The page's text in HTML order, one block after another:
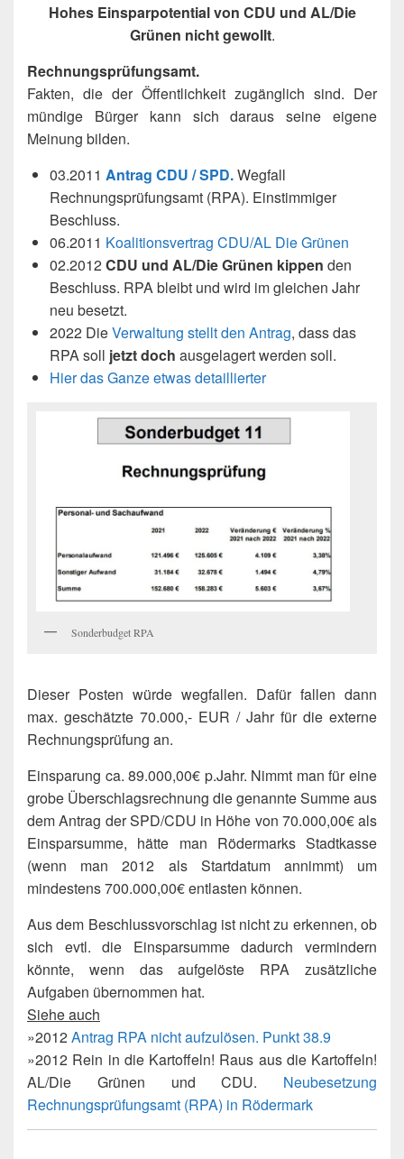
Hohes Einsparpotential von CDU und AL/Die
Grünen nicht gewollt.
Rechnungsprüfungsamt.
Fakten, die der Öffentlichkeit zugänglich sind. Der
mündige Bürger kann sich daraus seine eigene
Meinung bilden.
03.2011 Antrag CDU / SPD.Wegfall
Rechnungsprüfungsamt (RPA). Einstimmiger
Beschluss.
06.2011 Koalitionsvertrag CDU/AL Die Grünen
02.2012CDU und AL/Die Grünen kippen den
Beschluss. RPA bleibt und wird im gleichen Jahr
neu besetzt.
2022 DieVerwaltung stellt den Antrag, dass das
RPA soll jetzt doch ausgelagert werden soll.
Hier das Ganze etwas detaillierter
Sonderbudget RPA
Dieser Posten würde wegfallen. Dafür fallen dann
max. geschätzte 70.000,- EUR / Jahr für die externe
Rechnungsprüfung an.
Einsparung ca. 89.000,00€ p.Jahr. Nimmt man für eine
grobe Überschlagsrechnung die genannte Summe aus
dem Antrag der SPD/CDU in Höhe von 70.000,00€ als
Einsparsumme, hätte man Rödermarks Stadtkasse
(wenn man 2012 als Startdatum annimmt) um
mindestens 700.000,00€ entlasten können.
Aus dem Beschlussvorschlag ist nicht zu erkennen, ob
sich evtl. die Einsparsumme dadurch vermindern
könnte, wenn das aufgelöste RPA zusätzliche
Aufgaben übernommen hat.
Siehe auch
»2012Antrag RPA nicht aufzulösen. Punkt 38.9
»2012 Rein in die Kartoffeln! Raus aus die Kartoffeln!
AL/Die Grünen und CDU. Neubesetzung
Rechnungsprüfungsamt (RPA) in Rödermark